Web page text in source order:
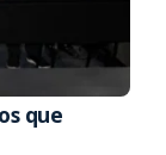
que